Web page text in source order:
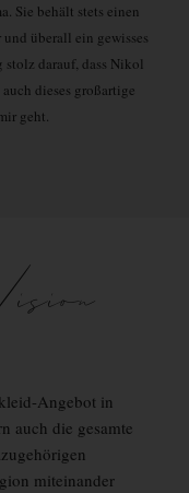
Sie behält stets einen
überall ein gewisses
darauf, dass Nikol
dieses großartige
geht.
Angebot in
auch die gesamte
miteinander